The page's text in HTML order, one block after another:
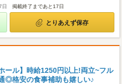
日 掲載終了まであと17日
とりあえず保存
ール】時給1250円以上!両立~フル
◎格安の食事補助も嬉しい♪